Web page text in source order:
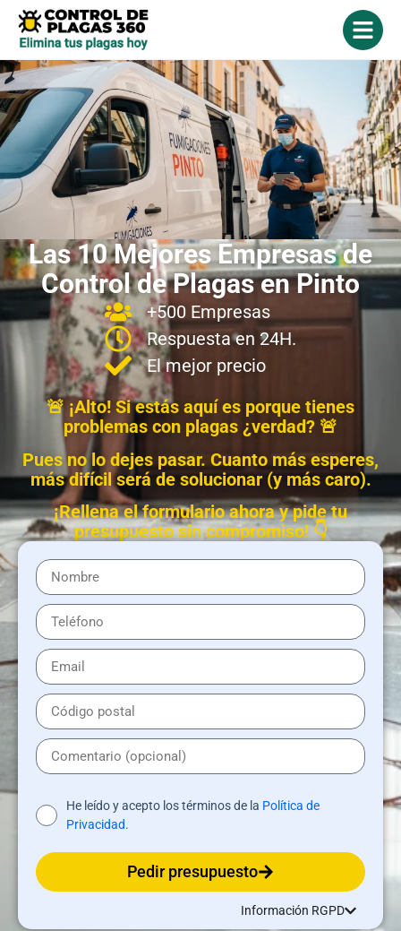
Las 10 Mejores Empresas de
Control de Plagas en Pinto
+500 Empresas
Respuesta en 24H.
El mejor precio
🚨 ¡Alto! Si estás aquí es porque tienes
problemas con plagas ¿verdad? 🚨
Pues no lo dejes pasar. Cuanto más esperes,
más difícil será de solucionar (y más caro).
¡Rellena el formulario ahora y pide tu
presupuesto sin compromiso! 👇
He leído y acepto los términos de la Política de
Privacidad.
Pedir presupuesto
Información RGPD